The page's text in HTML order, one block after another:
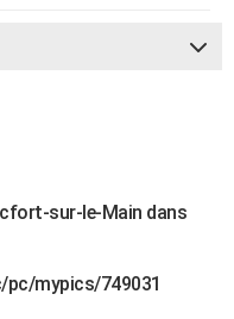
sur-le-Main dans
mypics/749031